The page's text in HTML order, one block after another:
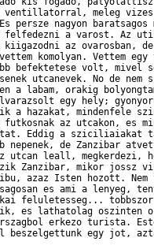
ventillatorral, meleg
persze nagyon
felfedezni a varost. Az
kiigazodni az
komolyan. Vettem
befektetese volt, mivel
utcanevek. No de
a labam, orakig
egy hely;
a hazakat, mindenfele
futkosnak az utcakon, es
Eddig a sziciliaiakat
nepenek, de Zanzibar
utcan leall, megkerdezi,
Zanzibar, mikor jossz
azaz Isten hozott. Nem
es ami a lenyeg,
feluletesseg...
es lathatolag oszinten
erkezo turista.
egy jot,